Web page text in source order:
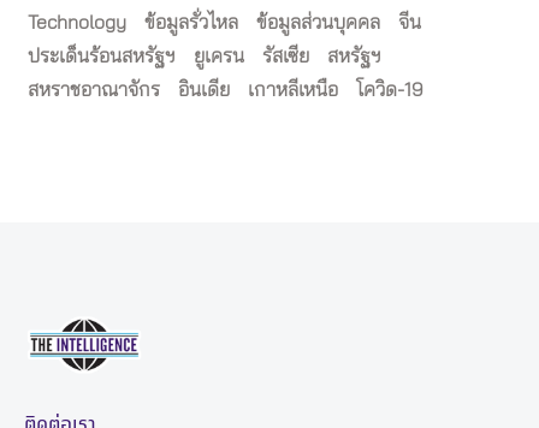
Technology
ข้อมูลรั่วไหล ข้อมูลส่วนบุคคล
จีน
ประเด็นร้อนสหรัฐฯ
ยูเครน รัสเซีย
สหรัฐฯ
สหราชอาณาจักร
อินเดีย เกาหลีเหนือ โควิด-19